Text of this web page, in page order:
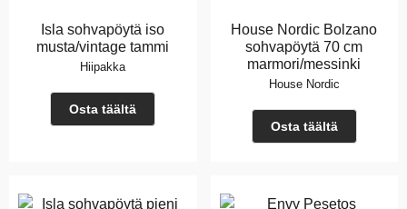
Isla sohvapöytä iso
musta/vintage tammi
Hiipakka
Osta täältä
House Nordic Bolzano
sohvapöytä 70 cm
marmori/messinki
House Nordic
Osta täältä